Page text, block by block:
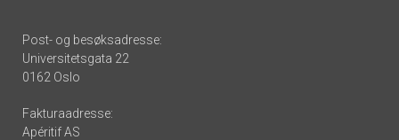
Post- og besøksadresse:
Universitetsgata 22
0162 Oslo
Fakturaadresse:
Apéritif AS